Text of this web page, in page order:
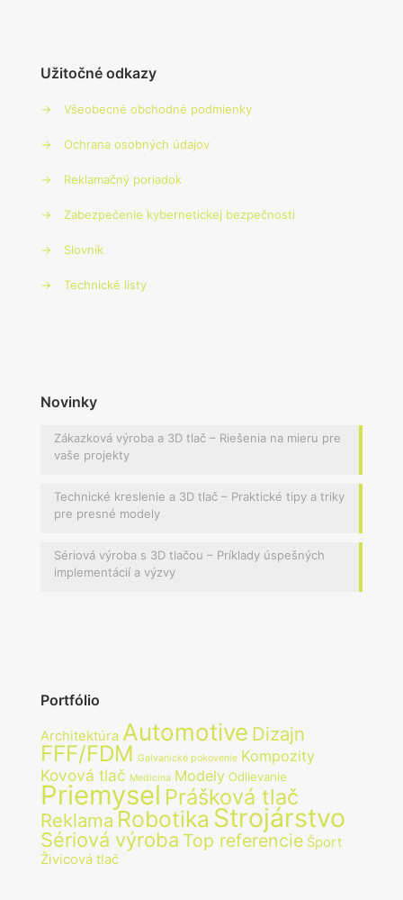
Užitočné odkazy
→ Všeobecné obchodné podmienky
→ Ochrana osobných údajov
→ Reklamačný poriadok
→ Zabezpečenie kybernetickej bezpečnosti
→ Slovník
→ Technické listy
Novinky
Zákazková výroba a 3D tlač – Riešenia na mieru pre
vaše projekty
Technické kreslenie a 3D tlač – Praktické tipy a triky
pre presné modely
Sériová výroba s 3D tlačou – Príklady úspešných
implementácií a výzvy
Portfólio
Architektúra Automotive Dizajn
FFF/FDM Galvanické pokovenie Kompozity
Kovová tlač Medicína Modely Odlievanie
Priemysel Prášková tlač
Reklama Robotika Strojárstvo
Sériová výroba Top referencie Šport
Živicová tlač